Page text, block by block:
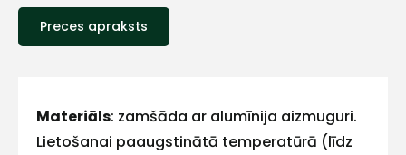
Preces apraksts
Materiāls: zamšāda ar alumīnija aizmuguri.
Lietošanai paaugstinātā temperatūrā (līdz